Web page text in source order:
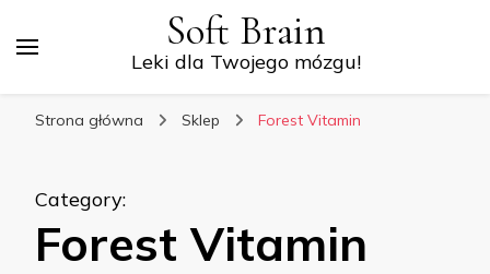
Soft Brain
Leki dla Twojego mózgu!
Strona główna Sklep Forest Vitamin
Category:
Forest Vitamin